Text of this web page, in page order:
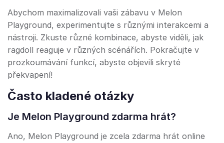
Abychom maximalizovali vaši zábavu v Melon
Playground, experimentujte s různými interakcemi a
nástroji. Zkuste různé kombinace, abyste viděli, jak
ragdoll reaguje v různých scénářích. Pokračujte v
prozkoumávání funkcí, abyste objevili skryté
překvapení!
Často kladené otázky
Je Melon Playground zdarma hrát?
Ano, Melon Playground je zcela zdarma hrát online